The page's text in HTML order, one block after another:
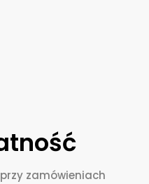
zamówieniach